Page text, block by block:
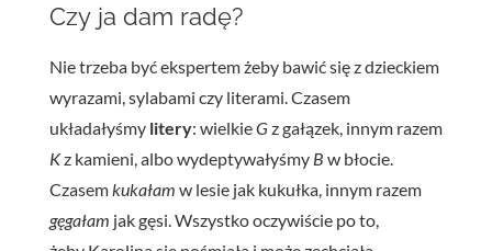
Czy ja dam radę?
Nie trzeba być ekspertem żeby bawić się z dzieckiem
wyrazami, sylabami czy literami. Czasem
układałyśmy litery: wielkieGz gałązek, innym razem
Kz kamieni, albo wydeptywałyśmy B w błocie.
Czasem kukałam w lesie jak kukułka, innym razem
gęgałam jak gęsi. Wszystko oczywiście po to,